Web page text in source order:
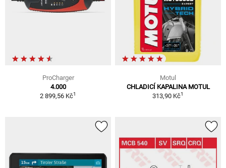
ProCharger
4.000
2 899,56 Kč1
Motul
CHLADICÍ KAPALINA MOTUL
313,90 Kč1